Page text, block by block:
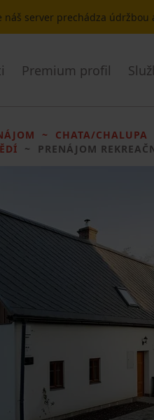
náš server prechádza
Premium profil
CHATA/CHALUPA
PRENÁJOM